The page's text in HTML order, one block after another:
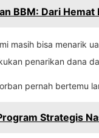
BBM: Dari
masih bisa
penarikan dana
pernah bertemu
Strategis